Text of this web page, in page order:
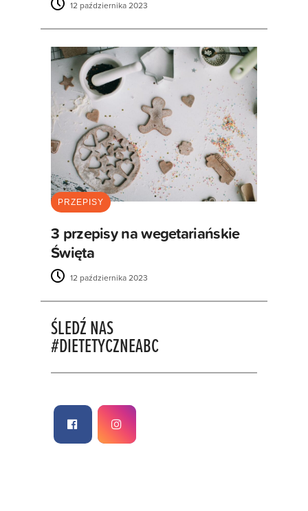
12 października 2023
PRZEPISY
3 przepisy na wegetariańskie
Święta
12 października 2023
ŚLEDŹ NAS
#DIETETYCZNEABC